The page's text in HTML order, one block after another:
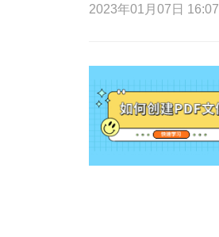
2023年01月07日 16:07